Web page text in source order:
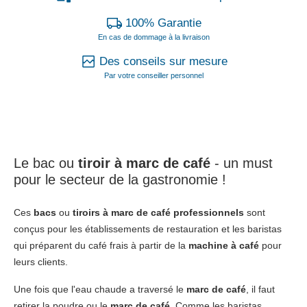
100% Garantie
En cas de dommage à la livraison
Des conseils sur mesure
Par votre conseiller personnel
Le bac ou tiroir à marc de café - un must
pour le secteur de la gastronomie !
Ces bacs ou tiroirs à marc de café professionnels sont
conçus pour les établissements de restauration et les baristas
qui préparent du café frais à partir de la machine à café pour
leurs clients.
Une fois que l'eau chaude a traversé le marc de café, il faut